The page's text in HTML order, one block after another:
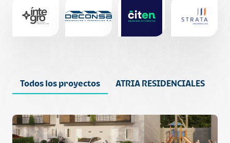
Todos los proyectos ATRIA RESIDENCIALES